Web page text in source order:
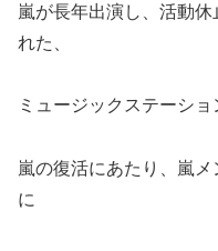
嵐が長年出演し、活動
れた、
ミュージックステーショ
嵐の復活にあたり、嵐
に